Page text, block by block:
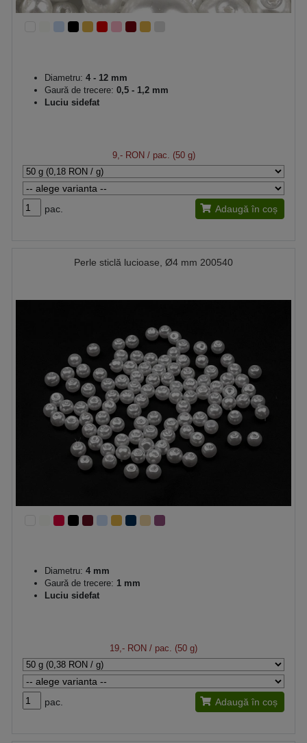
Diametru: 4 - 12 mm
Gaură de trecere: 0,5 - 1,2 mm
Luciu sidefat
9,- RON/ pac. (50 g)
pac. Adaugă în coș
Perle sticlă lucioase, Ø4 mm 200540
Diametru: 4 mm
Gaură de trecere: 1 mm
Luciu sidefat
19,- RON / pac. (50 g)
pac. Adaugă în coș